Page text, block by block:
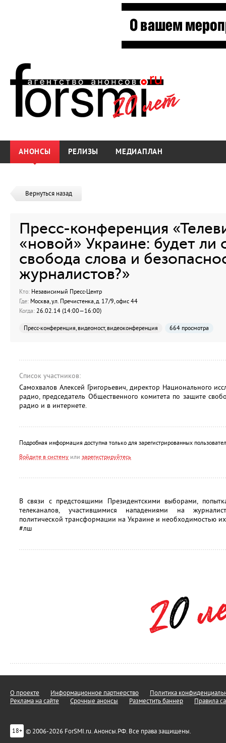
АНОНСЫ РЕЛИЗЫ МЕДИАПЛАН
Вернуться назад
Пресс-конференция
«новой» Украине: будет ли
свобода слова и
журналистов?»
Кто: Независимый Пресс-Центр
Где: Москва, ул. Пречистенка, д. 17/9, офис 44
Когда: 26.02.14 (14:00—16:00)
Пресс-конференция, видеомост, видеоконференция 664 просмотра
Список участников:
Самохвалов Алексей Григорьевич, директор Национального
радио, председатель Общественного комитета по защите
радио и в интернете.
Подробная информация доступна только для зарегистрированных
Войдите в систему или зарегистрируйтесь
В связи с предстоящими Президентскими выборами,
телеканалов, участившимися нападениями на
политической трансформации на Украине и необходимостью
#лш
О проекте Информационное партнерство
Политика
Реклама на сайте
Срочные анонсы Разместить баннер Правила
18+ © 2006-2026 ForSMI.ru. Анонсы.РФ. Все права защищены.